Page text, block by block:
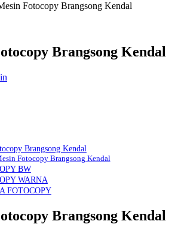
Fotocopy Brangsong Kendal
Brangsong Kendal
Brangsong Kendal
Fotocopy Brangsong Kendal
BW
WARNA
FOTOCOPY
Brangsong Kendal